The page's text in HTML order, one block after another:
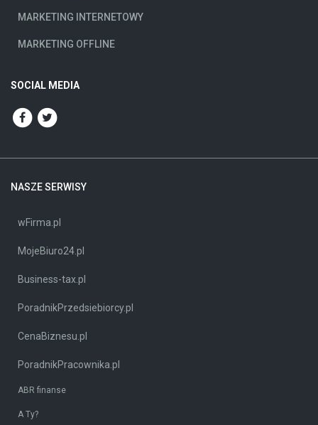
MARKETING INTERNETOWY
MARKETING OFFLINE
SOCIAL MEDIA
NASZE SERWISY
wFirma.pl
MojeBiuro24.pl
Business-tax.pl
PoradnikPrzedsiebiorcy.pl
CenaBiznesu.pl
PoradnikPracownika.pl
ABR finanse
A Ty?